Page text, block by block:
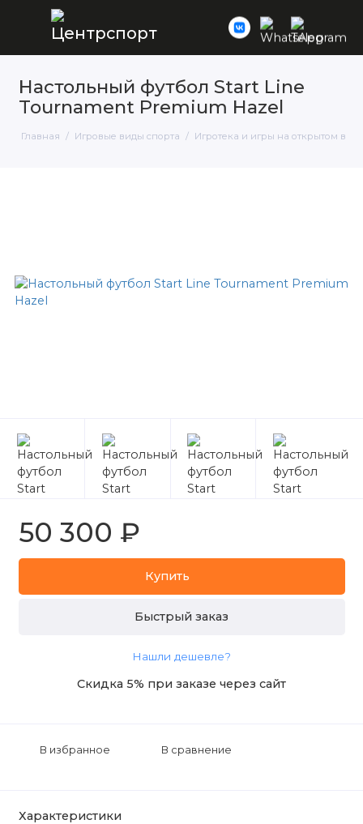
Настольный футбол Start Line
Tournament Premium Hazel
Главная Игровые виды спорта Игротека и игры на открытом
50 300 ₽
Купить
Быстрый заказ
Нашли дешевле?
Скидка 5% при заказе через сайт
В избранное В сравнение
Характеристики